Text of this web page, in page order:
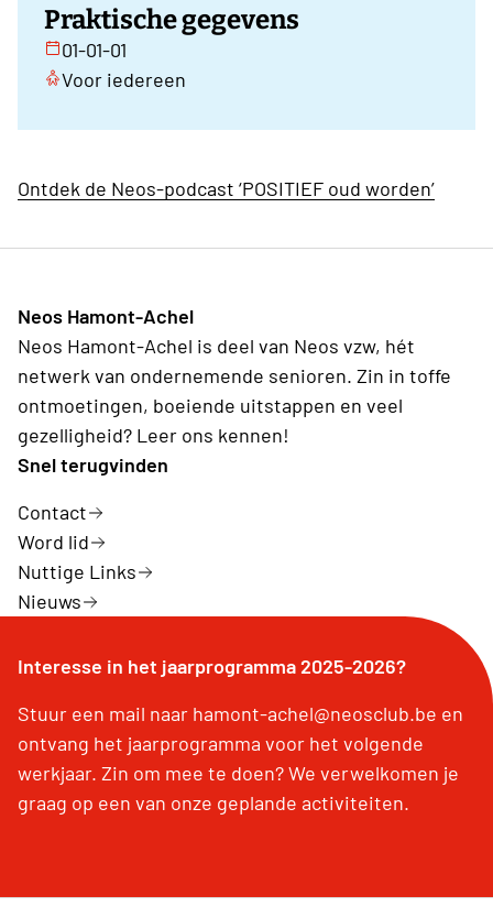
Praktische gegevens
01-01-01
Voor iedereen
Ontdek de Neos-podcast ‘POSITIEF oud worden’
Neos Hamont-Achel
Neos Hamont-Achel is deel van Neos vzw, hét
netwerk van ondernemende senioren. Zin in toffe
ontmoetingen, boeiende uitstappen en veel
gezelligheid? Leer ons kennen!
Snel terugvinden
Contact
Word lid
Nuttige Links
Nieuws
Interesse in het jaarprogramma 2025-2026?
Stuur een mail naar hamont-achel@neosclub.be en
ontvang het jaarprogramma voor het volgende
werkjaar. Zin om mee te doen? We verwelkomen je
graag op een van onze geplande activiteiten.